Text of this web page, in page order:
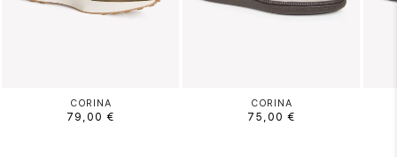
CORINA
79,00 €
CORINA
75,00 €